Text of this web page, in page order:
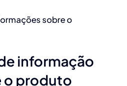
informação
o produto